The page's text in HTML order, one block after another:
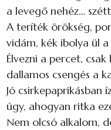
a levegő nehéz…
A teríték örökség,
vidám, kék ibolya ül a
Élvezni a percet, csak
dallamos csengés a
Jó csirkepaprikásban
úgy, ahogyan ritka
Nem olcsó alkalom,